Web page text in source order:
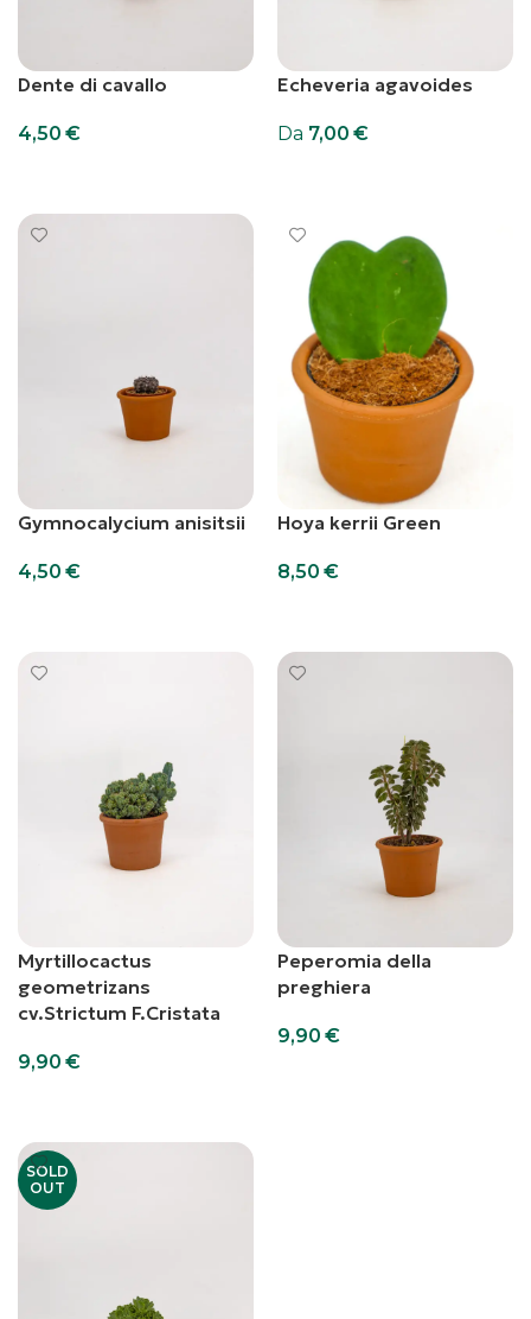
Dente di cavallo
4,50 €
Echeveria agavoides
Da 7,00 €
Gymnocalycium anisitsii
4,50 €
Hoya kerrii Green
8,50 €
Myrtillocactus
geometrizans
cv.Strictum F.Cristata
9,90 €
Peperomia della
preghiera
9,90 €
SOLD
OUT